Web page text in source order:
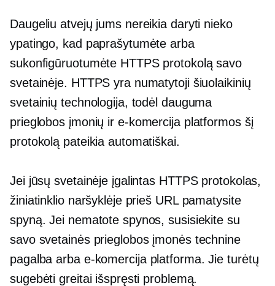
Daugeliu atvejų jums nereikia daryti nieko
ypatingo, kad paprašytumėte arba
sukonfigūruotumėte HTTPS protokolą savo
svetainėje. HTTPS yra numatytoji šiuolaikinių
svetainių technologija, todėl dauguma
prieglobos įmonių ir e-komercijaplatformos šį
protokolą pateikia automatiškai.
Jei jūsų svetainėje įgalintas HTTPS protokolas,
žiniatinklio naršyklėje prieš URL pamatysite
spyną. Jei nematote spynos, susisiekite su
savo svetainės prieglobos įmonės technine
pagalba arba e-komercijaplatforma. Jie turėtų
sugebėti greitai išspręsti problemą.